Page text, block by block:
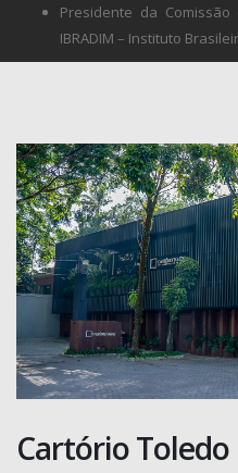
Presidente da
IBRADIM – Instituto
Cartório Toledo